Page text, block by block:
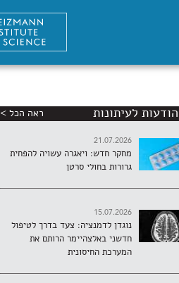
הודעות לעיתונות ראה הכל >
21.07.2026
מחקר חדש: ויאגרה עשויה להפחית
גרורות בחולי סרטן
15.07.2026
נוגדן לדמנציה: צעד בדרך לטיפול
חדשני באלצהיימר הרותם את
המערכת החיסונית